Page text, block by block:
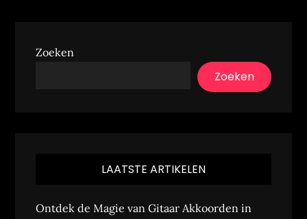
Zoeken
Zoeken
LAATSTE ARTIKELEN
Ontdek de Magie van Gitaar Akkoorden in